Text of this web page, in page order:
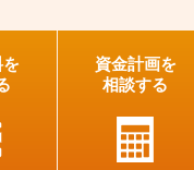
資金計画を
相談する